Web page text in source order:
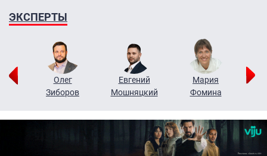
ЭКСПЕРТЫ
Олег
Зиборов
Евгений
Мошняцкий
Мария
Фомина